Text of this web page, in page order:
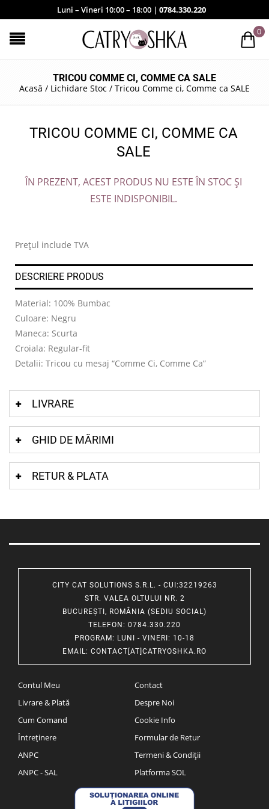
Luni – Vineri 10:00 – 18:00 | 0784.330.220
0
TRICOU COMME CI, COMME CA SALE
Acasă / Lichidare Stoc / Tricou Comme ci, Comme ca SALE
TRICOU COMME CI, COMME CA
SALE
ÎN PREZENT, ACEST PRODUS NU ESTE ÎN STOC ȘI
ESTE INDISPONIBIL.
Prețul include TVA
DESCRIERE PRODUS
Material: 100% Bumbac
Culoare: Negru
Maneca: Scurta
Croiala: Regular-fit
Detalii: Tricou cu mesaj “Comme Ci, Comme Ca”
LIVRARE
GHID DE MĂRIMI
RETUR & PLATA
CITY CAT SOLUTIONS S.R.L. - CUI:32219263
STR. VALEA OLTULUI NR. 2
BUCUREȘTI, ROMÂNIA (SEDIU SOCIAL)
TELEFON : 0784.330.220
PROGRAM: LUNI - VINERI: 10-18
EMAIL: CONTACT[AT]CATRYOSHKA.RO
Contul Meu
Livrare & Plată
Cum Comand
Întreținere
ANPC
ANPC - SAL
Contact
Despre Noi
Cookie Info
Formular de Retur
Termeni & Condiții
Platforma SOL